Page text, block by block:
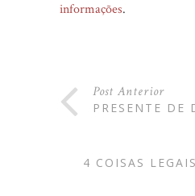
informações.
Post Anterior
PRESENTE DE
4 COISAS